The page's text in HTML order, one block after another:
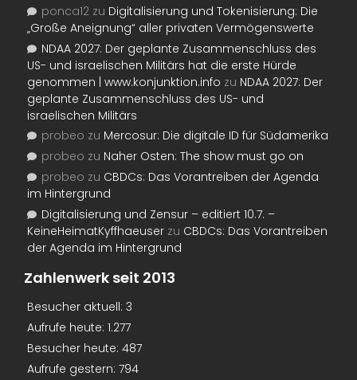
ponca12 zu Digitalisierung und Tokenisierung: Die
„Große Aneignung“ aller privaten Vermögenswerte
NDAA 2027: Der geplante Zusammenschluss des
US- und israelischen Militärs hat die erste Hürde
genommen | www.konjunktion.info zu NDAA 2027: Der
geplante Zusammenschluss des US- und
israelischen Militärs
probeo zu Mercosur: Die digitale ID für Südamerika
probeo zu Naher Osten: The show must go on
probeo zu CBDCs: Das Vorantreiben der Agenda
im Hintergrund
Digitalisierung und Zensur – editiert 10.7. –
KeineHeimatKyffhaeuser zu CBDCs: Das Vorantreiben
der Agenda im Hintergrund
Zahlenwerk seit 2013
Besucher aktuell: 3
Aufrufe heute: 1.277
Besucher heute: 487
Aufrufe gestern: 794